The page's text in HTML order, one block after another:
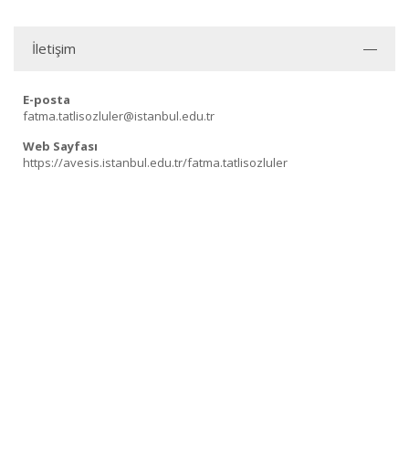
İletişim
E-posta
fatma.tatlisozluler@istanbul.edu.tr
Web Sayfası
https://avesis.istanbul.edu.tr/fatma.tatlisozluler